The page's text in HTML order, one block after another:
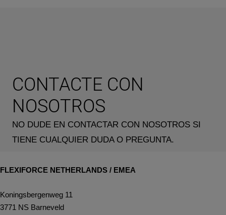
CONTACTE CON
NOSOTROS
NO DUDE EN CONTACTAR CON NOSOTROS SI
TIENE CUALQUIER DUDA O PREGUNTA.
FLEXIFORCE NETHERLANDS / EMEA
Koningsbergenweg 11
3771 NS Barneveld